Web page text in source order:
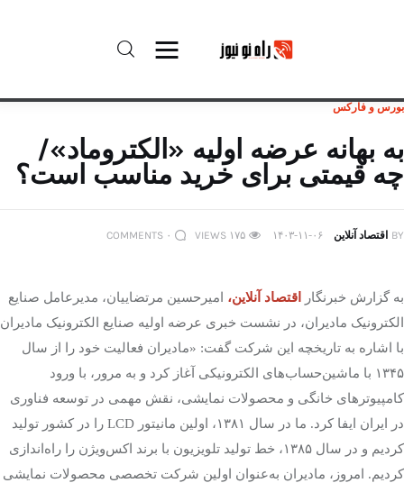
درباره راه‌ نو نیوز
قوانین بازنشر
تبلیغات راه نو نیوز
آوین دیلی
تک کده
بورس و فارکس
به بهانه عرضه اولیه «الکتروماد»/
چه قیمتی برای خرید مناسب است؟
BY اقتصاد آنلاین ۱۴۰۳-۱۱-۰۶ ۱۷۵ VIEWS ۰ COMMENTS
به گزارش خبرنگار اقتصاد آنلاین،
امیرحسین مرتضاییان، مدیرعامل صنایع
الکترونیک مادیران، در نشست خبری عرضه اولیه صنایع الکترونیک مادیران
با اشاره به تاریخچه این شرکت گفت: «مادیران فعالیت خود را از سال
۱۳۴۵ با ماشین‌حساب‌های الکترونیکی آغاز کرد و به مرور، با ورود
کامپیوترهای خانگی و محصولات نمایشی، نقش مهمی در توسعه فناوری
در ایران ایفا کرد. ما در سال ۱۳۸۱، اولین مانیتور LCD را در کشور تولید
کردیم و در سال ۱۳۸۵، خط تولید تلویزیون با برند اکس‌ویژن را راه‌اندازی
کردیم. امروز، مادیران به‌عنوان اولین شرکت تخصصی محصولات نمایشی